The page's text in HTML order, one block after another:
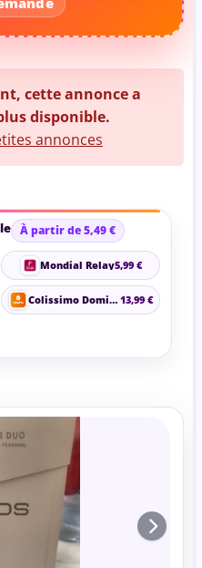
cette annonce a
disponible.
annonces
À partir de 5,49 €
Mondial Relay5,99 €
Colissimo Domicile 13,99 €